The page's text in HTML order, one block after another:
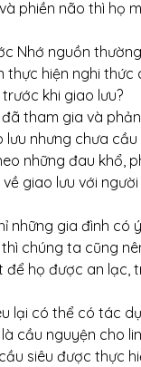
phiền não thì họ
Nhớ nguồn
thực hiện nghi
khi giao lưu?
tham gia và
nhưng chưa
những đau khổ,
giao lưu với
những gia đình có
chúng ta cũng
họ được an lạc,
lại có thể có tác
cầu nguyện cho
siêu được thực